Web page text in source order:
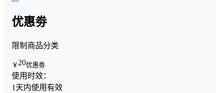
优惠劵
限制商品分类
￥ 20优惠劵
使用时效：
1天内使用有效